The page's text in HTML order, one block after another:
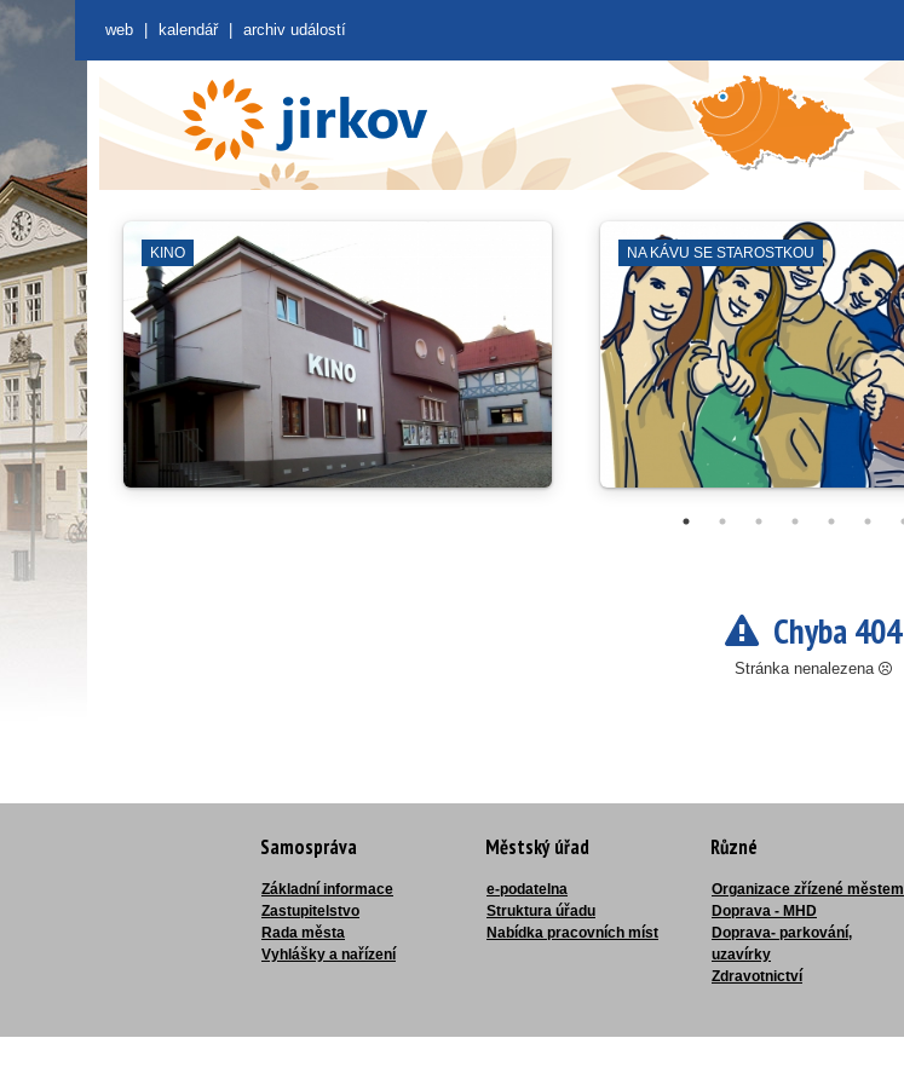
web kalendář archiv událostí
KINO NA KÁVU SE STAROSTKOU
Chyba 404
Stránka nenalezena
Samospráva
Základní informace
Zastupitelstvo
Rada města
Vyhlášky a nařízení
Městský úřad
e-podatelna
Struktura úřadu
Nabídka pracovních míst
Různé
Organizace zřízené městem
Doprava - MHD
Doprava- parkování,
uzavírky
Zdravotnictví